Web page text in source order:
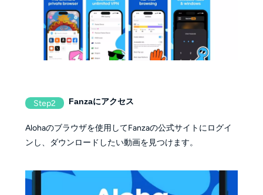
Step2 Fanzaにアクセス
Alohaのブラウザを使用してFanzaの公式サイトにログイ
ンし、ダウンロードしたい動画を見つけます。